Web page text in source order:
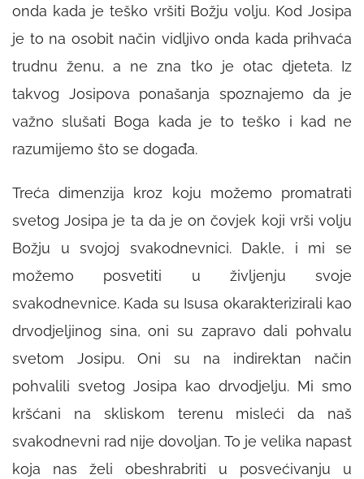
onda kada je teško vršiti Božju volju. Kod Josipa
je to na osobit način vidljivo onda kada prihvaća
trudnu ženu, a ne zna tko je otac djeteta. Iz
takvog Josipova ponašanja spoznajemo da je
važno slušati Boga kada je to teško i kad ne
razumijemo što se događa.
Treća dimenzija kroz koju možemo promatrati
svetog Josipa je ta da je on čovjek koji vrši volju
Božju u svojoj svakodnevnici. Dakle, i mi se
možemo posvetiti u življenju svoje
svakodnevnice. Kada su Isusa okarakterizirali kao
drvodjeljinog sina, oni su zapravo dali pohvalu
svetom Josipu. Oni su na indirektan način
pohvalili svetog Josipa kao drvodjelju. Mi smo
kršćani na skliskom terenu misleći da naš
svakodnevni rad nije dovoljan. To je velika napast
koja nas želi obeshrabriti u posvećivanju u